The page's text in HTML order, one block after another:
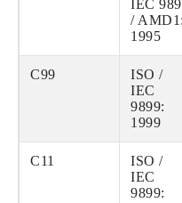
IEC
/ AMD1:
1995
C99
ISO /
IEC
9899:
1999
C11
ISO /
IEC
9899: